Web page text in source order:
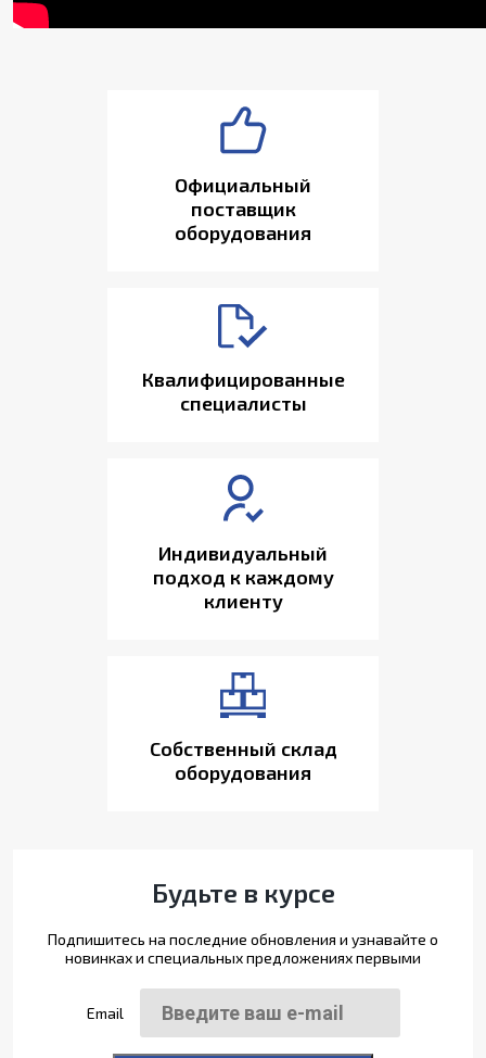
Официальный
поставщик
оборудования
Квалифицированные
специалисты
Индивидуальный
подход к каждому
клиенту
Собственный склад
оборудования
Будьте в курсе
Подпишитесь на последние обновления и узнавайте о
новинках и специальных предложениях первыми
Email